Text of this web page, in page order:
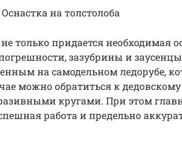
на толстолоба
только придается необходимая
зазубрины и
на самодельном ледорубе,
можно обратиться к дедовскому
кругами. При этом
работа и предельно